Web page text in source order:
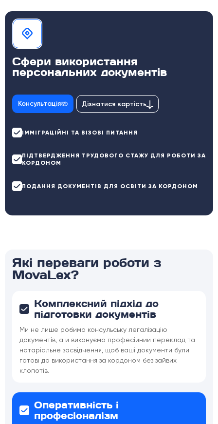
Сфери використання
персональних документів
Консультація Дізнатися вартість
ІММІГРАЦІЙНІ ТА ВІЗОВІ ПИТАННЯ
ПІДТВЕРДЖЕННЯ ТРУДОВОГО СТАЖУ ДЛЯ РОБОТИ ЗА
КОРДОНОМ
ПОДАННЯ ДОКУМЕНТІВ ДЛЯ ОСВІТИ ЗА КОРДОНОМ
Які переваги роботи з
MovaLex?
Комплексний підхід до
підготовки документів
Ми не лише робимо консульську легалізацію
документів, а й виконуємо професійний переклад та
нотаріальне засвідчення, щоб ваші документи були
готові до використання за кордоном без зайвих
клопотів.
Оперативність і
професіоналізм